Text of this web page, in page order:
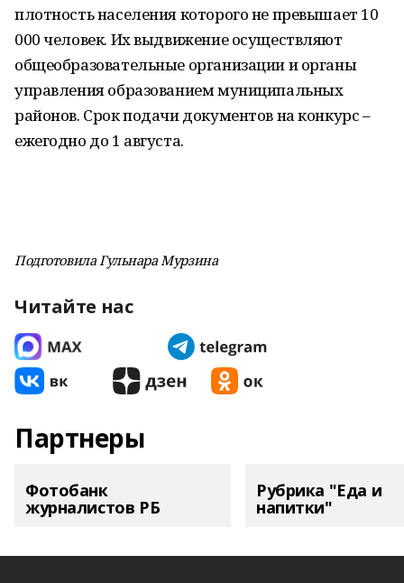
плотность населения которого не превышает 10
000 человек. Их выдвижение осуществляют
общеобразовательные организации и органы
управления образованием муниципальных
районов. Срок подачи документов на конкурс –
ежегодно до 1 августа.
Подготовила Гульнара Мурзина
Читайте нас
Партнеры
Фотобанк
журналистов РБ
Рубрика "Еда и
напитки"